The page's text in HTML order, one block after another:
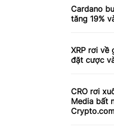
Cardano
tăng 19%
XRP rơi về
đặt cược
CRO rơi
Media bất